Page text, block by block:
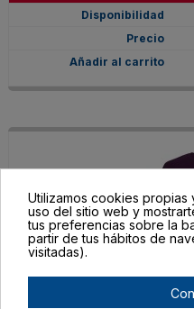
Utilizamos cookies
uso del sitio web y
tus preferencias sobre la
partir de tus hábitos de
visitadas).